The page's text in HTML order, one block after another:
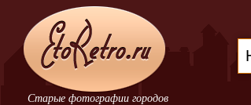
Старые фотографии городов